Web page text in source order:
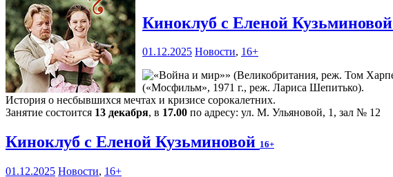
Киноклуб с Еленой Кузьминовой
01.12.2025 Новости, 16+
(«Мосфильм», 1971 г., реж. Лариса Шепитько).
История о несбывшихся мечтах и кризисе сорокалетних.
Занятие состоится 13 декабря, в 17.00 по адресу: ул. М. Ульяновой, 1, зал № 12
Киноклуб с Еленой Кузьминовой 16+
01.12.2025 Новости, 16+